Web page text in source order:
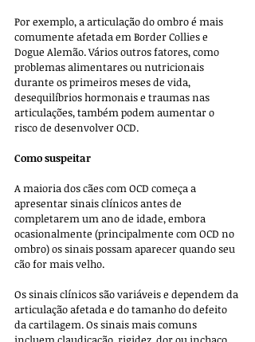
Por exemplo, a articulação do ombro é mais
comumente afetada em Border Collies e
Dogue Alemão. Vários outros fatores, como
problemas alimentares ou nutricionais
durante os primeiros meses de vida,
desequilíbrios hormonais e traumas nas
articulações, também podem aumentar o
risco de desenvolver OCD.
Como suspeitar
A maioria dos cães com OCD começa a
apresentar sinais clínicos antes de
completarem um ano de idade, embora
ocasionalmente (principalmente com OCD no
ombro) os sinais possam aparecer quando seu
cão for mais velho.
Os sinais clínicos são variáveis ​​e dependem da
articulação afetada e do tamanho do defeito
da cartilagem. Os sinais mais comuns